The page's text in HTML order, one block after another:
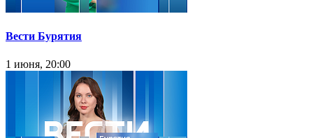
Вести Бурятия
1 июня, 20:00